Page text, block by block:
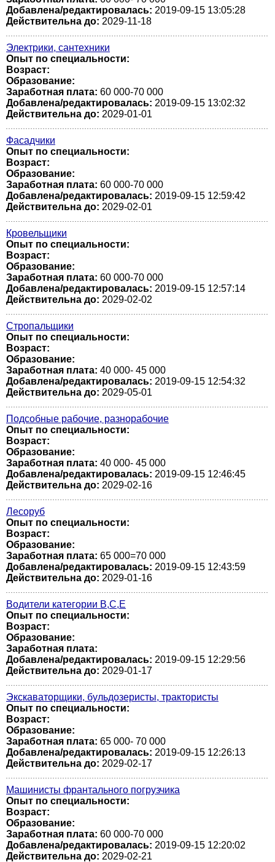
Добавлена/редактировалась: 2019-09-15 13:05:28
Действительна до: 2029-11-18
Электрики, сантехники
Опыт по специальности:
Возраст:
Образование:
Заработная плата: 60 000-70 000
Добавлена/редактировалась: 2019-09-15 13:02:32
Действительна до: 2029-01-01
Фасадчики
Опыт по специальности:
Возраст:
Образование:
Заработная плата: 60 000-70 000
Добавлена/редактировалась: 2019-09-15 12:59:42
Действительна до: 2029-02-01
Кровельщики
Опыт по специальности:
Возраст:
Образование:
Заработная плата: 60 000-70 000
Добавлена/редактировалась: 2019-09-15 12:57:14
Действительна до: 2029-02-02
Стропальщики
Опыт по специальности:
Возраст:
Образование:
Заработная плата: 40 000- 45 000
Добавлена/редактировалась: 2019-09-15 12:54:32
Действительна до: 2029-05-01
Подсобные рабочие, разнорабочие
Опыт по специальности:
Возраст:
Образование:
Заработная плата: 40 000- 45 000
Добавлена/редактировалась: 2019-09-15 12:46:45
Действительна до: 2029-02-16
Лесоруб
Опыт по специальности:
Возраст:
Образование:
Заработная плата: 65 000=70 000
Добавлена/редактировалась: 2019-09-15 12:43:59
Действительна до: 2029-01-16
Водители категории В,С,Е
Опыт по специальности:
Возраст:
Образование:
Заработная плата:
Добавлена/редактировалась: 2019-09-15 12:29:56
Действительна до: 2029-01-17
Экскаваторщики, бульдозеристы, трактористы
Опыт по специальности:
Возраст:
Образование:
Заработная плата: 65 000- 70 000
Добавлена/редактировалась: 2019-09-15 12:26:13
Действительна до: 2029-02-17
Машинисты франтального погрузчика
Опыт по специальности:
Возраст:
Образование:
Заработная плата: 60 000-70 000
Добавлена/редактировалась: 2019-09-15 12:20:02
Действительна до: 2029-02-21